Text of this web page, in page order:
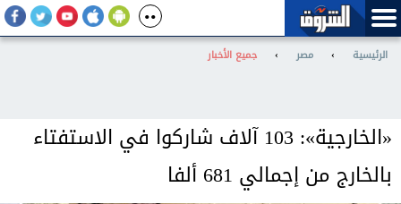
الرئيسية › مصر › جميع الأخبار
«الخارجية»: 103 آلاف شاركوا في الاستفتاء
بالخارج من إجمالي 681 ألفا